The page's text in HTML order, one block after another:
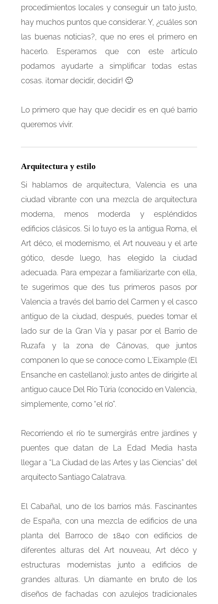
procedimientos locales y conseguir un tato justo,
hay muchos puntos que considerar. Y, ¿cuáles son
las buenas noticias?, que no eres el primero en
hacerlo. Esperamos que con este artículo
podamos ayudarte a simplificar todas estas
cosas. ¡tomar decidir, decidir! 🙂
Lo primero que hay que decidir es en qué barrio
queremos vivir.
Arquitectura y estilo
Si hablamos de arquitectura, Valencia es una
ciudad vibrante con una mezcla de arquitectura
moderna, menos moderda y espléndidos
edificios clásicos. Si lo tuyo es la antigua Roma, el
Art déco, el modernismo, el Art nouveau y el arte
gótico, desde luego, has elegido la ciudad
adecuada. Para empezar a familiarizarte con ella,
te sugerimos que des tus primeros pasos por
Valencia a través del barrio del Carmen y el casco
antiguo de la ciudad, después, puedes tomar el
lado sur de la Gran Vía y pasar por el Barrio de
Ruzafa y la zona de Cánovas, que juntos
componen lo que se conoce como L´Eixample (El
Ensanche en castellano); justo antes de dirigirte al
antiguo cauce Del Río Túria (conocido en Valencia,
simplemente, como “el río”.
Recorriendo el río te sumergirás entre jardines y
puentes que datan de La Edad Media hasta
llegar a “La Ciudad de las Artes y las Ciencias” del
arquitecto Santiago Calatrava.
El Cabañal, uno de los barrios más. Fascinantes
de España, con una mezcla de edificios de una
planta del Barroco de 1840 con edificios de
diferentes alturas del Art nouveau, Art déco y
estructuras modernistas junto a edificios de
grandes alturas. Un diamante en bruto de los
diseños de fachadas con azulejos tradicionales